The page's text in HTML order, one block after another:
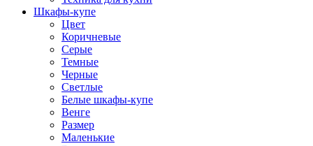
Шкафы-купе
Цвет
Коричневые
Серые
Темные
Черные
Светлые
Белые шкафы-купе
Венге
Размер
Маленькие